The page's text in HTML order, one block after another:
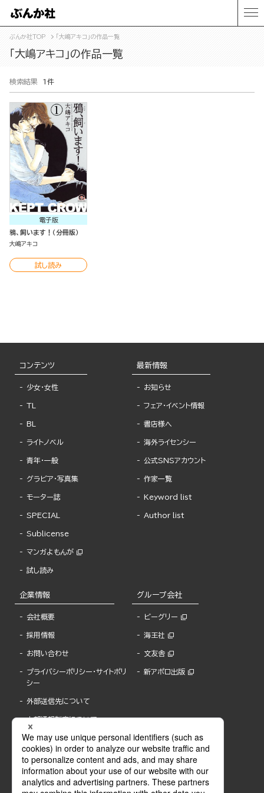
ぶんか社TOP 「大嶋アキコ」の作品一覧
「大嶋アキコ」の作品一覧
検索結果 1件
電子版
鴉、飼います！（分冊版）
大嶋アキコ
試し読み
コンテンツ
少女・女性
TL
BL
ライトノベル
青年・一般
グラビア・写真集
モーター誌
SPECIAL
Sublicense
マンガよもんが
試し読み
最新情報
お知らせ
フェア・イベント情報
書店様へ
海外ライセンシー
公式SNSアカウント
作家一覧
Keyword list
Author list
企業情報
会社概要
採用情報
お問い合わせ
プライバシーポリシー・サイトポリ
シー
外部送信先について
内部通報制度について
グループ会社
ビーグリー
海王社
文友舎
新アポロ出版